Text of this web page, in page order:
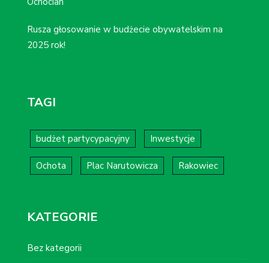
Rusza głosowanie w budżecie obywatelskim na
2025 rok!
TAGI
budżet partycypacyjny Inwestycje
Ochota Plac Narutowicza Rakowiec
KATEGORIE
Bez kategorii